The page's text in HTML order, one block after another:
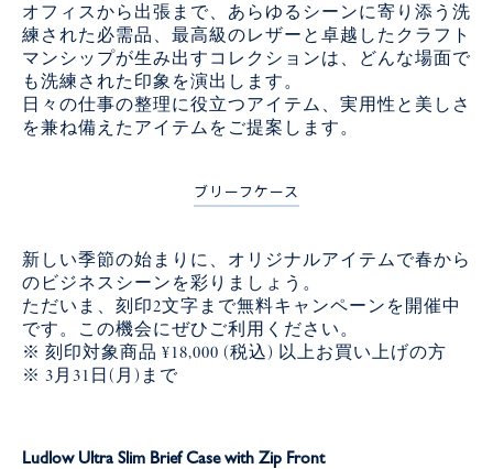
オフィスから出張まで、あらゆるシーンに寄り添う洗
練された必需品、最高級のレザーと卓越したクラフト
マンシップが生み出すコレクションは、どんな場面で
も洗練された印象を演出します。
日々の仕事の整理に役立つアイテム、実用性と美しさ
を兼ね備えたアイテムをご提案します。
ブリーフケース
新しい季節の始まりに、オリジナルアイテムで春から
のビジネスシーンを彩りましょう。
ただいま、刻印2文字まで無料キャンペーンを開催中
です。この機会にぜひご利用ください。
※ 刻印対象商品 ¥18,000 (税込) 以上お買い上げの方
※ 3月31日(月)まで
Ludlow Ultra Slim Brief Case with Zip Front